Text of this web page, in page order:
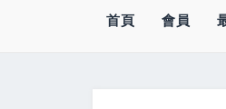
首頁 會員